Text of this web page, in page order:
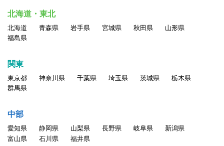
北海道・東北
北海道 青森県 岩手県 宮城県 秋田県
山形県
福島県
関東
東京都 神奈川県 千葉県 埼玉県 茨城県
栃木県
群馬県
中部
愛知県 静岡県 山梨県 長野県 岐阜県
新潟県
富山県
石川県 福井県